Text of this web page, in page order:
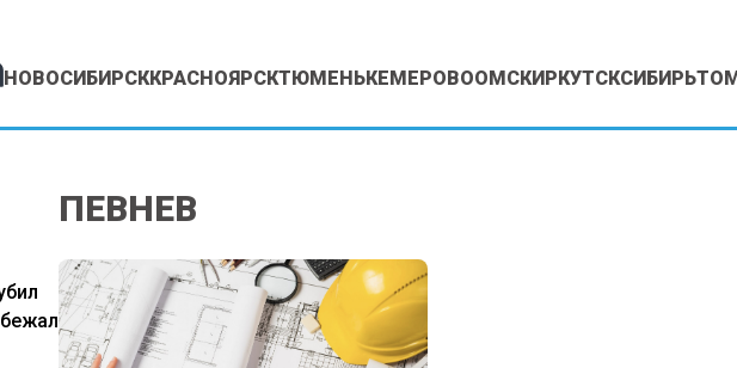
НОВОСИБИРСККРАСНОЯРСКТЮМЕНЬКЕМЕРОВООМСКИРКУТСКСИБИРЬ
ПЕВНЕВ